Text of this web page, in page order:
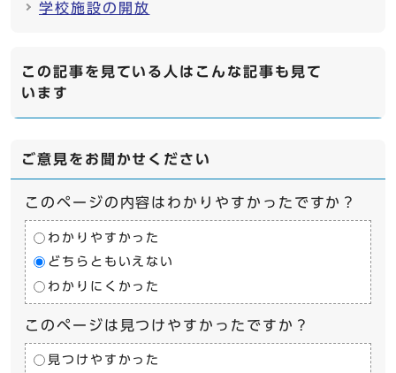
学校施設の開放
この記事を見ている人はこんな記事も見て
います
ご意見をお聞かせください
このページの内容はわかりやすかったですか？
わかりやすかった
どちらともいえない
わかりにくかった
このページは見つけやすかったですか？
見つけやすかった